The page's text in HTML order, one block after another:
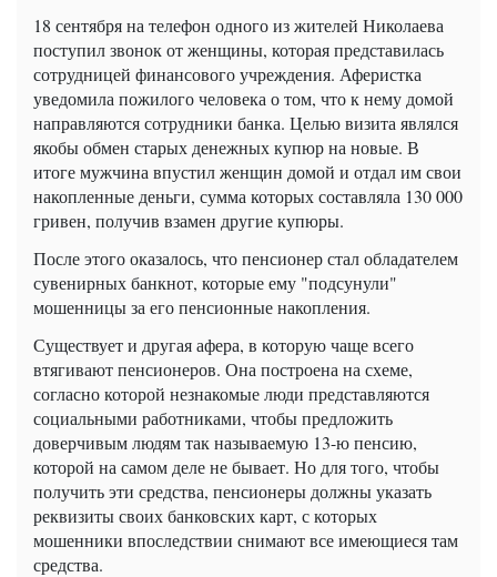
18 сентября на телефон одного из жителей Николаева
поступил звонок от женщины, которая представилась
сотрудницей финансового учреждения. Аферистка
уведомила пожилого человека о том, что к нему домой
направляются сотрудники банка. Целью визита являлся
якобы обмен старых денежных купюр на новые. В
итоге мужчина впустил женщин домой и отдал им свои
накопленные деньги, сумма которых составляла 130 000
гривен, получив взамен другие купюры.
После этого оказалось, что пенсионер стал обладателем
сувенирных банкнот, которые ему "подсунули"
мошенницы за его пенсионные накопления.
Существует и другая афера, в которую чаще всего
втягивают пенсионеров. Она построена на схеме,
согласно которой незнакомые люди представляются
социальными работниками, чтобы предложить
доверчивым людям так называемую 13-ю пенсию,
которой на самом деле не бывает. Но для того, чтобы
получить эти средства, пенсионеры должны указать
реквизиты своих банковских карт, с которых
мошенники впоследствии снимают все имеющиеся там
средства.